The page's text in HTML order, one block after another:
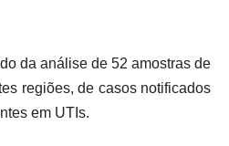
da análise de 52 amostras de
regiões, de casos notificados
em UTIs.